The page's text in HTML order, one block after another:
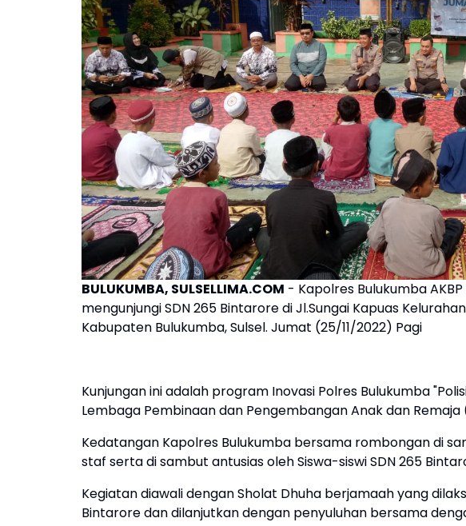
BULUKUMBA, SULSELLIMA.COM - Kapolres Bulukumba AKBP
mengunjungi SDN 265 Bintarore di Jl.Sungai Kapuas
Kabupaten Bulukumba, Sulsel. Jumat (25/11/2022) Pagi
Kunjungan ini adalah program Inovasi Polres Bulukumba
Lembaga Pembinaan dan Pengembangan Anak dan Remaja
Kedatangan Kapolres Bulukumba bersama rombongan di
staf serta di sambut antusias oleh Siswa-siswi SDN 265
Kegiatan diawali dengan Sholat Dhuha berjamaah yang
Bintarore dan dilanjutkan dengan penyuluhan bersama